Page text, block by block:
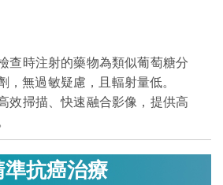
查時注射的藥物為類似葡萄糖分
，無過敏疑慮，且輻射量低。
效掃描、快速融合影像，提供高
準抗癌治療